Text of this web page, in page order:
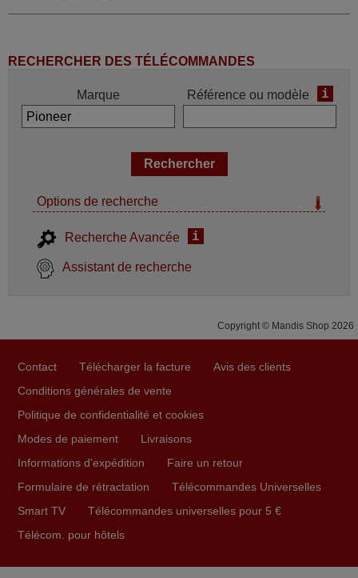
RECHERCHER DES TÉLÉCOMMANDES
Marque Référence ou modèle i
Options de recherche
Recherche Avancée i
Assistant de recherche
Copyright © Mandis Shop 2026
Contact Télécharger la facture
Avis des clients
Conditions générales de vente
Politique de confidentialité et cookies
Modes de paiement
Livraisons
Informations d'expédition
Faire un retour
Formulaire de rétractation
Télécommandes Universelles
Smart TV
Télécommandes universelles pour 5 €
Télécom. pour hôtels